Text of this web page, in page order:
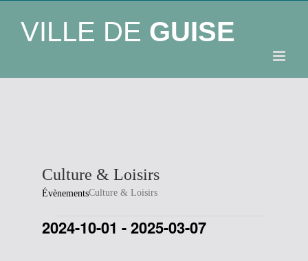
VILLE DE GUISE
Culture & Loisirs
ÉvènementsCulture & Loisirs
Évènements
2024-10-01 - 2025-03-07